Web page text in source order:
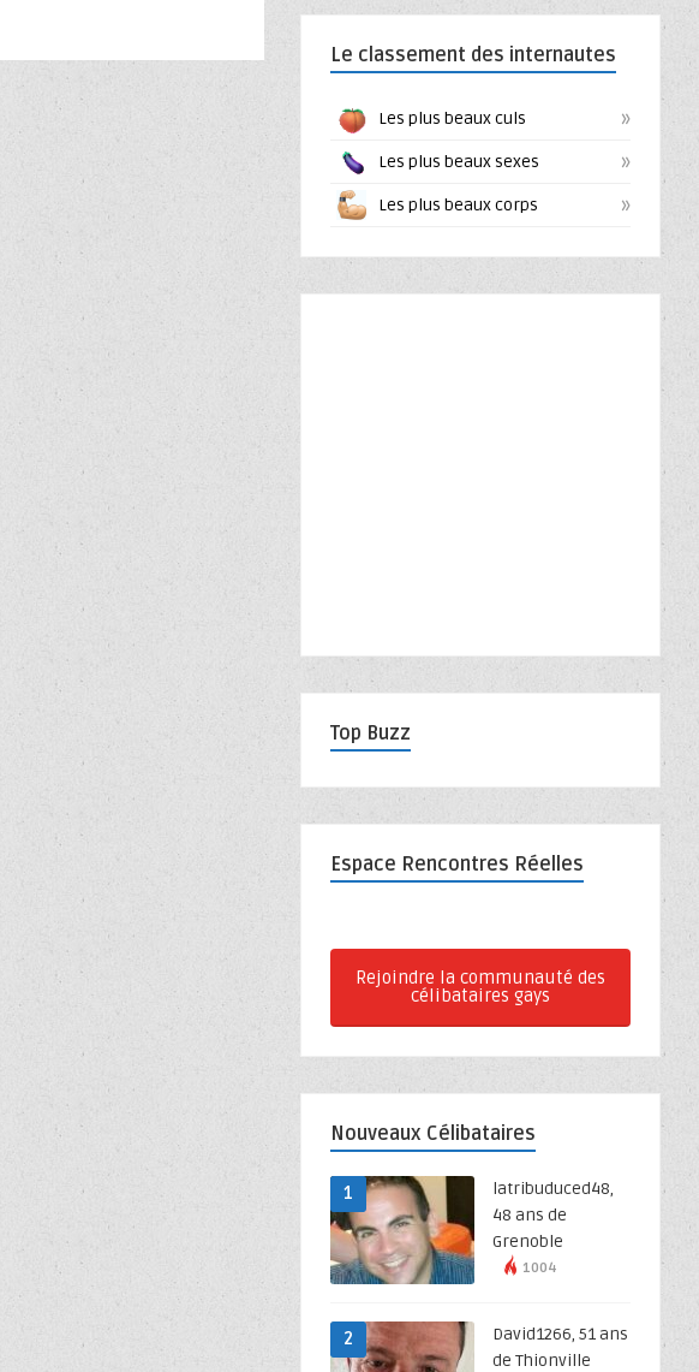
Le classement des internautes
Les plus beaux culs »
Les plus beaux sexes »
Les plus beaux corps »
Top Buzz
Espace Rencontres Réelles
Rejoindre la communauté des
célibataires gays
Nouveaux Célibataires
1
latribuduced48,
48 ans de
Grenoble
1004
2
David1266, 51 ans
de Thionville